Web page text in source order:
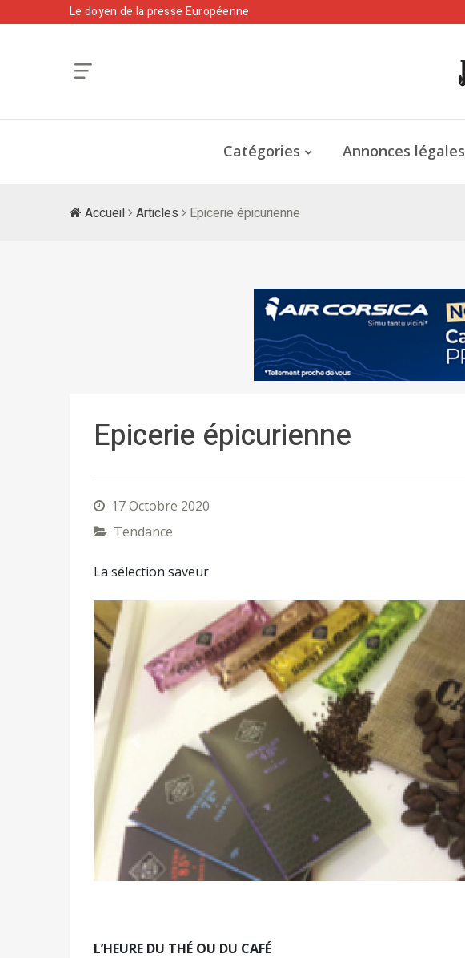
Le doyen de la presse Européenne
Catégories Annonces légales
Accueil Articles Epicerie épicurienne
Epicerie épicurienne
17 Octobre 2020
Tendance
La sélection saveur
Précédent
L’HEURE DU THÉ OU DU CAFÉ